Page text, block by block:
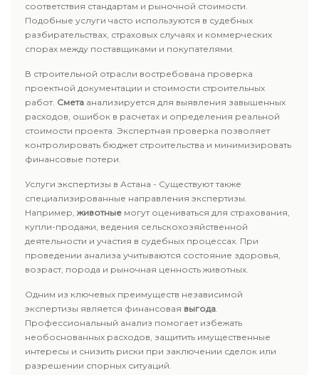
соответствия стандартам и рыночной стоимости.
Подобные услуги часто используются в судебных
разбирательствах, страховых случаях и коммерческих
спорах между поставщиками и покупателями.
В строительной отрасли востребована проверка
проектной документации и стоимости строительных
работ. Смета анализируется для выявления завышенных
расходов, ошибок в расчетах и определения реальной
стоимости проекта. Экспертная проверка позволяет
контролировать бюджет строительства и минимизировать
финансовые потери.
Услуги экспертизы в Астана - Существуют также
специализированные направления экспертизы.
Например,животные могут оцениваться для страхования,
купли-продажи, ведения сельскохозяйственной
деятельности и участия в судебных процессах. При
проведении анализа учитываются состояние здоровья,
возраст, порода и рыночная ценность животных.
Одним из ключевых преимуществ независимой
экспертизы является финансовая выгода.
Профессиональный анализ помогает избежать
необоснованных расходов, защитить имущественные
интересы и снизить риски при заключении сделок или
разрешении спорных ситуаций.